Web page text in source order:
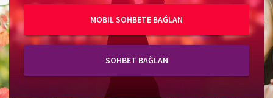
MOBIL SOHBETE BAĞLAN
SOHBET BAĞLAN